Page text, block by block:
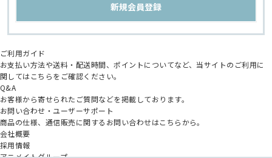
ご利用ガイド
お支払い方法や送料・配送時間、ポイントについてなど、当サイトのご利用に
関してはこちらをご確認ください。
Q&A
お客様から寄せられたご質問などを掲載しております。
お問い合わせ・ユーザーサポート
商品の仕様、通信販売に関するお問い合わせはこちらから。
会社概要
採用情報